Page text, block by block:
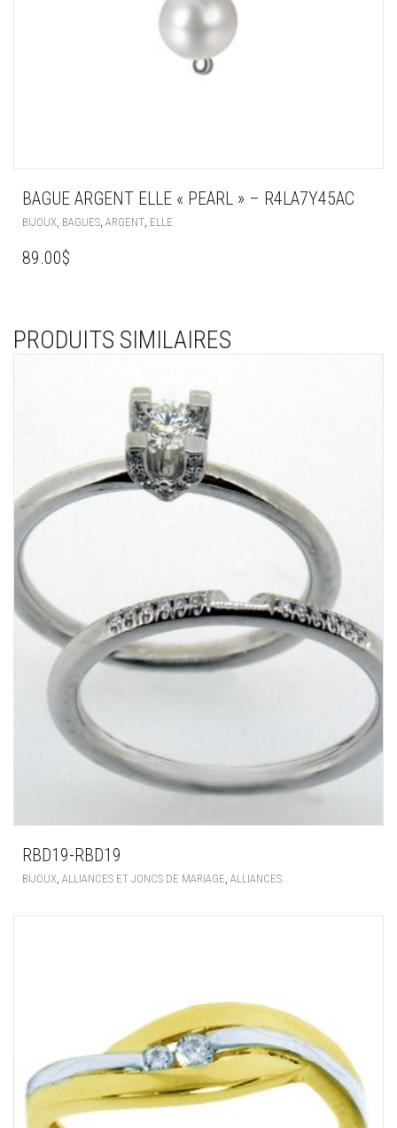
BAGUE ARGENT ELLE « PEARL » – R4LA7Y45AC
BIJOUX, BAGUES, ARGENT, ELLE
89.00$
PRODUITS SIMILAIRES
RBD19-RBD19
BIJOUX ALLIANCES ET JONCS DE MARIAGE ALLIANCES